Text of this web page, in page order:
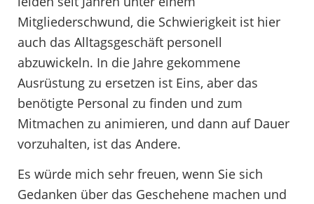
Mitgliederschwund, die Schwierigkeit ist hier
auch das Alltagsgeschäft personell
abzuwickeln. In die Jahre gekommene
Ausrüstung zu ersetzen ist Eins, aber das
benötigte Personal zu finden und zum
Mitmachen zu animieren, und dann auf Dauer
vorzuhalten, ist das Andere.
Es würde mich sehr freuen, wenn Sie sich
Gedanken über das Geschehene machen und